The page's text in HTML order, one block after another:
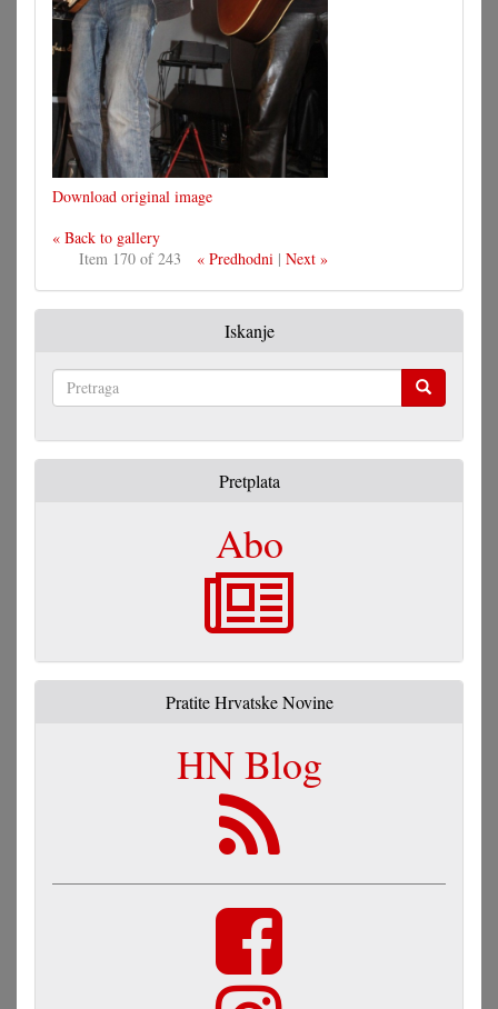
Download original image
« Back to gallery
Item 170 of 243
« Predhodni | Next »
Iskanje
Pretplata
Abo
Pratite Hrvatske Novine
HN Blog